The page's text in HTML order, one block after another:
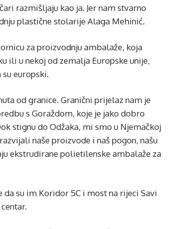
razmišljaju kao ja. Jer nam stvarno
plastične stolarije Alaga Mehinić.
za proizvodnju ambalaže, koja
ili u nekoj od zemalja Europske unije,
europski.
od granice. Granični prijelaz nam je
s Goraždom, koje je jako dobro
stignu do Odžaka, mi smo u Njemačkoj
naše proizvode i naš pogon, našu
ekstrudirane polietilenske ambalaže za
da su im Koridor 5C i most na rijeci Savi